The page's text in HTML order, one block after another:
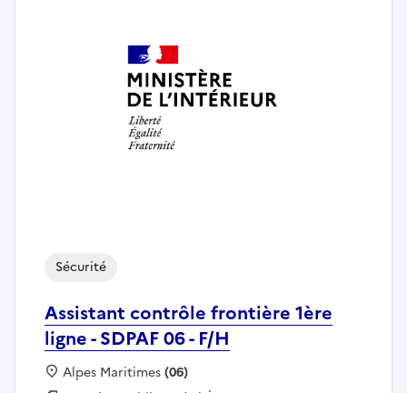
Assistant contrôle frontière 1ère
ligne - SDPAF 06 - F/H
Sécurité
Localisation :
Alpes Maritimes(06)